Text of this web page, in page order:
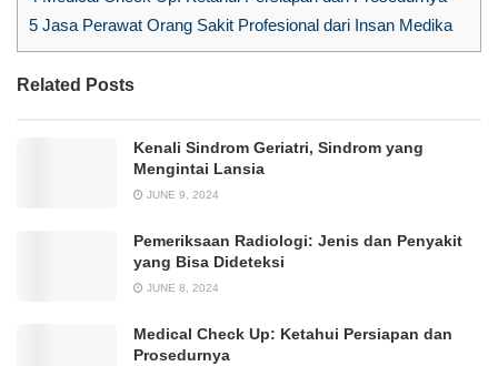
5 Jasa Perawat Orang Sakit Profesional dari Insan Medika
Related Posts
Kenali Sindrom Geriatri, Sindrom yang
Mengintai Lansia
JUNE 9, 2024
Pemeriksaan Radiologi: Jenis dan Penyakit
yang Bisa Dideteksi
JUNE 8, 2024
Medical Check Up: Ketahui Persiapan dan
Prosedurnya